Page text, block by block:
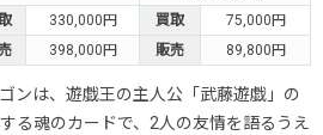
330,000円 買取
75,000円
398,000円 販売 89,800円
ンは、遊戯王の主人公「武藤遊戯」の
る魂のカードで、2人の友情を語るうえ